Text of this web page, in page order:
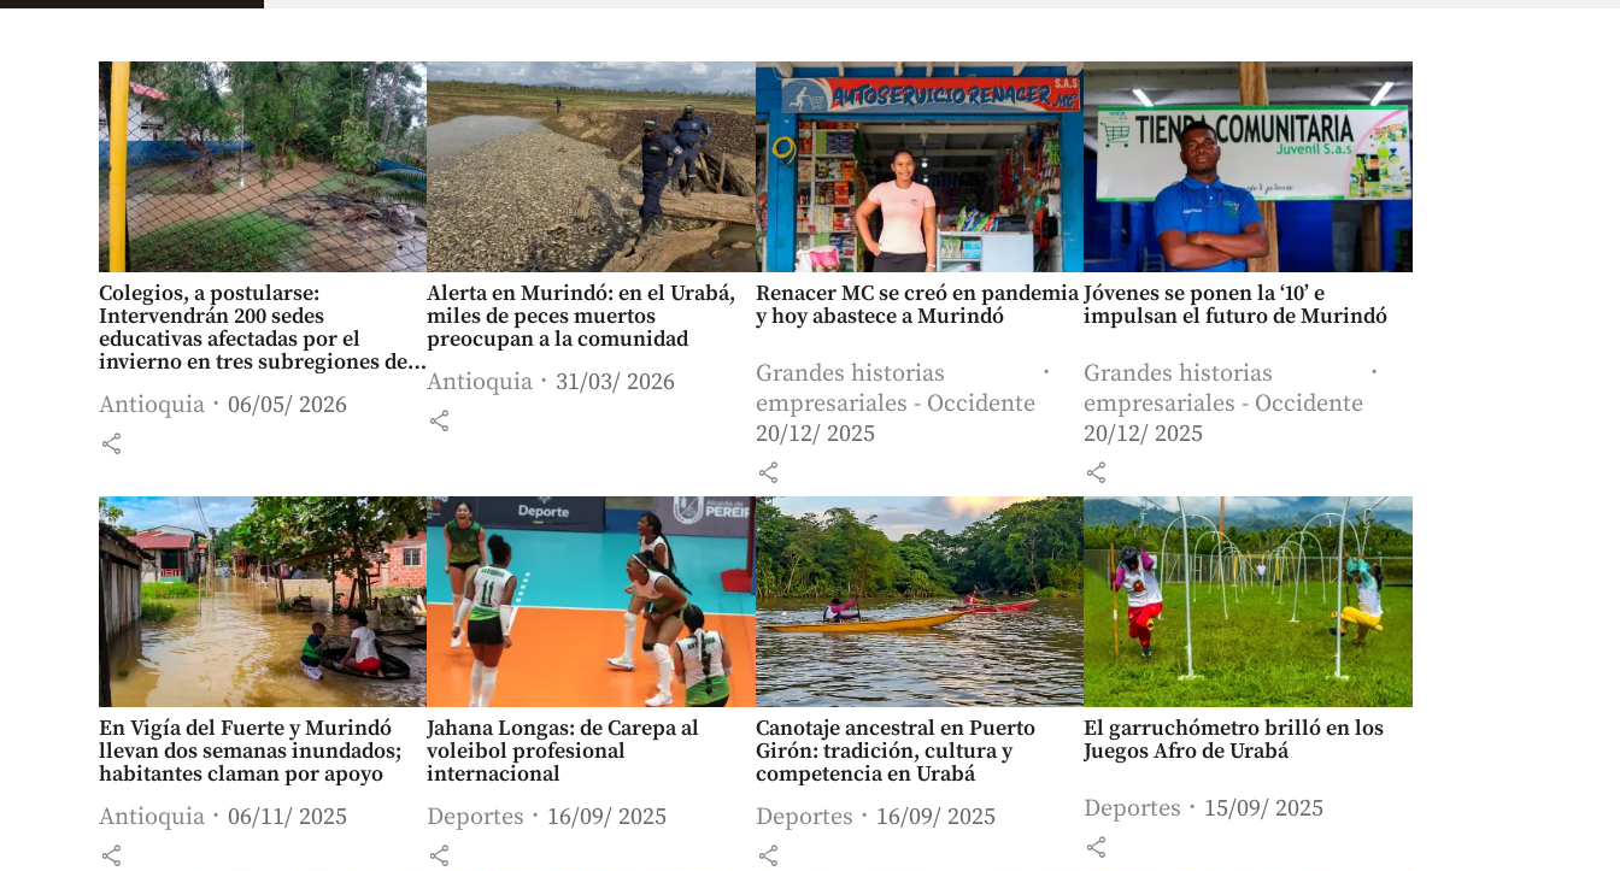
Colegios, a postularse:
Intervendrán 200 sedes
educativas afectadas por el
invierno en tres subregiones de
Antioquia 06/05/ 2026
share
Alerta en Murindó: en el Urabá,
miles de peces muertos
preocupan a la comunidad
Antioquia 31/03/ 2026
share
Renacer MC se creó en pandemia
y hoy abastece a Murindó
Grandes historias
empresariales - Occidente
20/12/ 2025
share
Jóvenes se ponen la ‘10’ e
impulsan el futuro de Murindó
Grandes historias
empresariales - Occidente
20/12/ 2025
share
En Vigía del Fuerte y Murindó
llevan dos semanas inundados;
habitantes claman por apoyo
Antioquia 06/11/ 2025
share
Jahana Longas: de Carepa al
voleibol profesional
internacional
Deportes 16/09/ 2025
share
Canotaje ancestral en Puerto
Girón: tradición, cultura y
competencia en Urabá
Deportes 16/09/ 2025
share
El garruchómetro brilló en los
Juegos Afro de Urabá
Deportes 15/09/ 2025
share